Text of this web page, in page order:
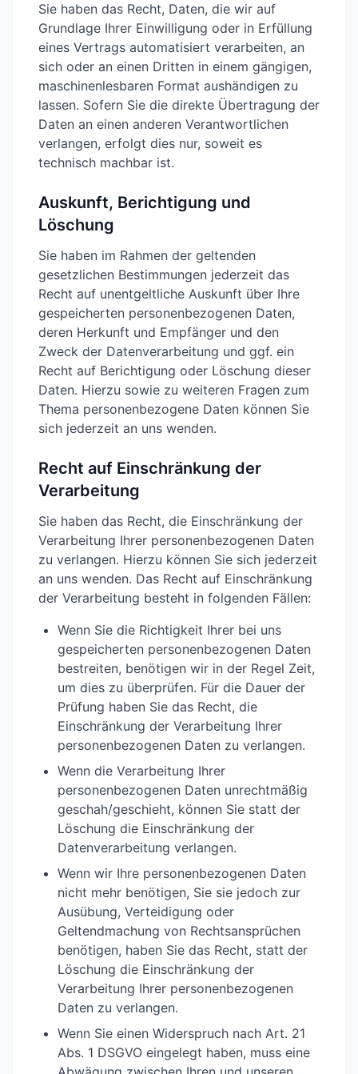
Sie haben das Recht, Daten, die wir auf
Grundlage Ihrer Einwilligung oder in Erfüllung
eines Vertrags automatisiert verarbeiten, an
sich oder an einen Dritten in einem gängigen,
maschinenlesbaren Format aushändigen zu
lassen. Sofern Sie die direkte Übertragung der
Daten an einen anderen Verantwortlichen
verlangen, erfolgt dies nur, soweit es
technisch machbar ist.
Auskunft, Berichtigung und
Löschung
Sie haben im Rahmen der geltenden
gesetzlichen Bestimmungen jederzeit das
Recht auf unentgeltliche Auskunft über Ihre
gespeicherten personenbezogenen Daten,
deren Herkunft und Empfänger und den
Zweck der Datenverarbeitung und ggf. ein
Recht auf Berichtigung oder Löschung dieser
Daten. Hierzu sowie zu weiteren Fragen zum
Thema personenbezogene Daten können Sie
sich jederzeit an uns wenden.
Recht auf Einschränkung der
Verarbeitung
Sie haben das Recht, die Einschränkung der
Verarbeitung Ihrer personenbezogenen Daten
zu verlangen. Hierzu können Sie sich jederzeit
an uns wenden. Das Recht auf Einschränkung
der Verarbeitung besteht in folgenden Fällen:
Wenn Sie die Richtigkeit Ihrer bei uns
gespeicherten personenbezogenen Daten
bestreiten, benötigen wir in der Regel Zeit,
um dies zu überprüfen. Für die Dauer der
Prüfung haben Sie das Recht, die
Einschränkung der Verarbeitung Ihrer
personenbezogenen Daten zu verlangen.
Wenn die Verarbeitung Ihrer
personenbezogenen Daten unrechtmäßig
geschah/geschieht, können Sie statt der
Löschung die Einschränkung der
Datenverarbeitung verlangen.
Wenn wir Ihre personenbezogenen Daten
nicht mehr benötigen, Sie sie jedoch zur
Ausübung, Verteidigung oder
Geltendmachung von Rechtsansprüchen
benötigen, haben Sie das Recht, statt der
Löschung die Einschränkung der
Verarbeitung Ihrer personenbezogenen
Daten zu verlangen.
Wenn Sie einen Widerspruch nach Art. 21
Abs. 1 DSGVO eingelegt haben, muss eine